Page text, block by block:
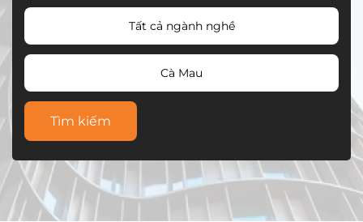
Tất cả ngành nghề
Cà Mau
Tìm kiếm